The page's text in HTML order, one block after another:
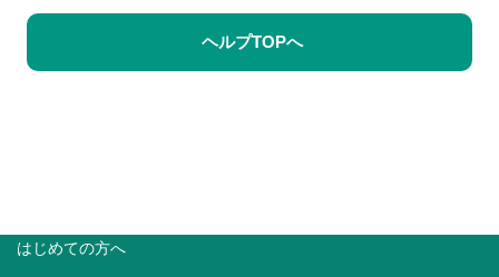
ヘルプTOPへ
はじめての方へ